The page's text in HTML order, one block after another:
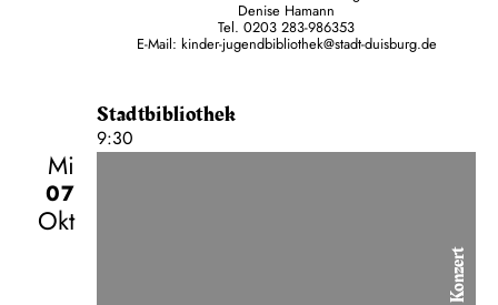
Denise Hamann
Tel. 0203 283-986353
E-Mail: kinder-jugendbibliothek@stadt-duisburg.de
Stadtbibliothek
9:30
Mi
07
Okt
Konzert